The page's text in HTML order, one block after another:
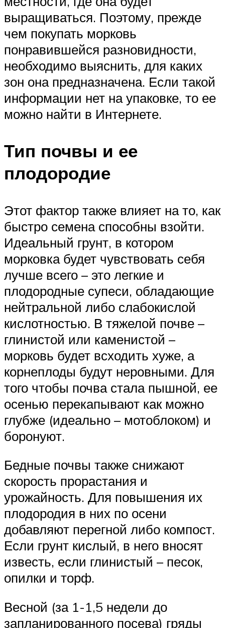
выращиваться. Поэтому, прежде
чем покупать морковь
понравившейся разновидности,
необходимо выяснить, для каких
зон она предназначена. Если такой
информации нет на упаковке, то ее
можно найти в Интернете.
Тип почвы и ее
плодородие
Этот фактор также влияет на то, как
быстро семена способны взойти.
Идеальный грунт, в котором
морковка будет чувствовать себя
лучше всего – это легкие и
плодородные супеси, обладающие
нейтральной либо слабокислой
кислотностью. В тяжелой почве –
глинистой или каменистой –
морковь будет всходить хуже, а
корнеплоды будут неровными. Для
того чтобы почва стала пышной, ее
осенью перекапывают как можно
глубже (идеально – мотоблоком) и
боронуют.
Бедные почвы также снижают
скорость прорастания и
урожайность. Для повышения их
плодородия в них по осени
добавляют перегной либо компост.
Если грунт кислый, в него вносят
известь, если глинистый – песок,
опилки и торф.
Весной (за 1-1,5 недели до
запланированного посева) гряды